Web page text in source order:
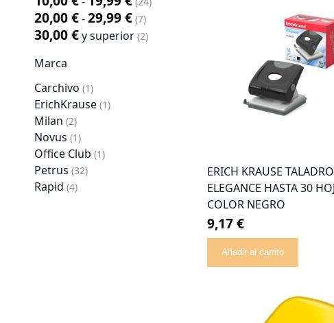
20,00 €-29,99 € 7
artículo
30,00 €y superior 2
artículo
Marca
Carchivo 1
artículo
ErichKrause 1
artículo
Milan 2
artículo
Novus 1
artículo
Office Club 1
artículo
Petrus 32
artículo
Rapid 4
artículo
ERICH KRAUSE TALADRO
ELEGANCE HASTA 30
COLOR NEGRO
9,17 €
Añadir al carrito